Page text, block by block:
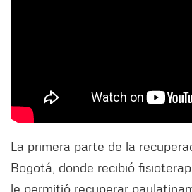
La primera parte de la
Bogotá, donde recibió
le permitió recuperar